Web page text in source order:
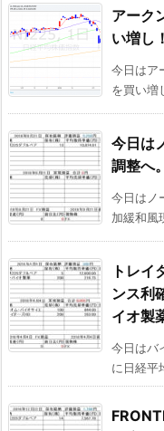
アーク
い増し
今日はア
を買い増
今日は
調整へ。
今日はノ
加緩和風
トレ
ンス利
イオ製
今日はバ
に日経平